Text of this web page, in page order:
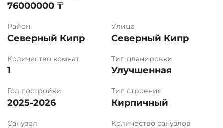
76000000 ₸
Район
Северный Кипр
Улица
Северный Кипр
Количество комнат
1
Тип планировки
Улучшенная
Год постройки
2025-2026
Тип строения
Кирпичный
Санузел Количество санузлов